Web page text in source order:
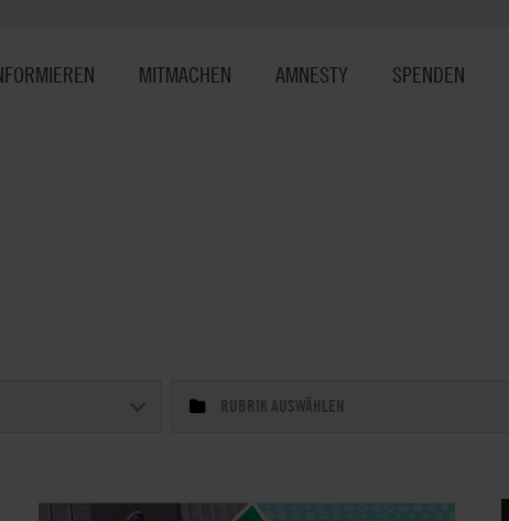
MITMACHEN AMNESTY SPENDEN
RUBRIK AUSWÄHLEN